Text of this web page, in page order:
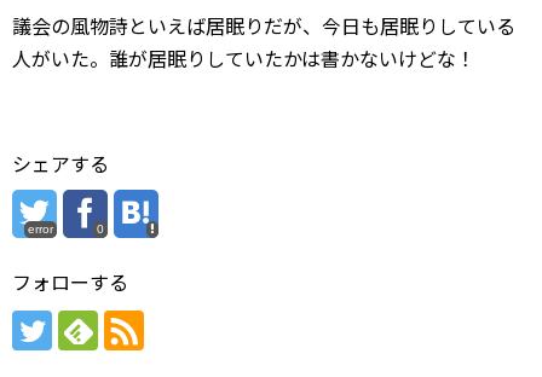
議会の風物詩といえば居眠りだが、今日も居眠りしている
人がいた。誰が居眠りしていたかは書かないけどな！
シェアする
error 0
フォローする